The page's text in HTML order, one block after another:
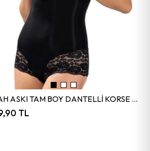
SİYAH ASKI TAM BOY DANTELLİ KORSE 4535
TL